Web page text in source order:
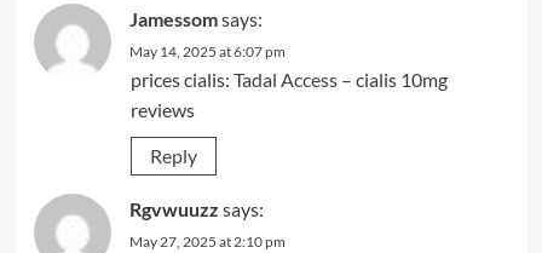
Jamessomsays:
May 14, 2025 at 6:07 pm
prices cialis: Tadal Access– cialis 10mg
reviews
Reply
Rgvwuuzz says:
May 27, 2025 at 2:10 pm